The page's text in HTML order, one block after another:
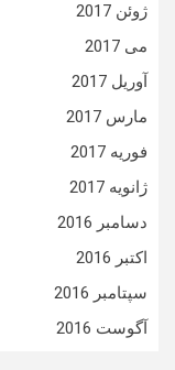
ژوئن 2017
می 2017
آوریل 2017
مارس 2017
فوریه 2017
ژانویه 2017
دسامبر 2016
اکتبر 2016
سپتامبر 2016
آگوست 2016